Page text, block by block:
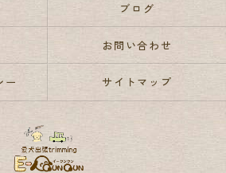
ブログ
お問い合わせ
ー サイトマップ